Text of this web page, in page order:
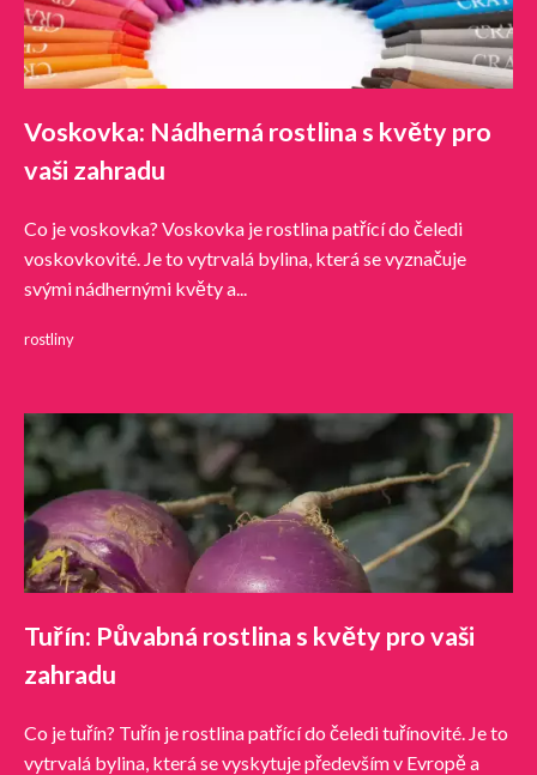
Voskovka: Nádherná rostlina s květy pro
vaši zahradu
Co je voskovka? Voskovka je rostlina patřící do čeledi
voskovkovité. Je to vytrvalá bylina, která se vyznačuje
svými nádhernými květy a...
rostliny
Tuřín: Půvabná rostlina s květy pro vaši
zahradu
Co je tuřín? Tuřín je rostlina patřící do čeledi tuřínovité. Je to
vytrvalá bylina, která se vyskytuje především v Evropě a